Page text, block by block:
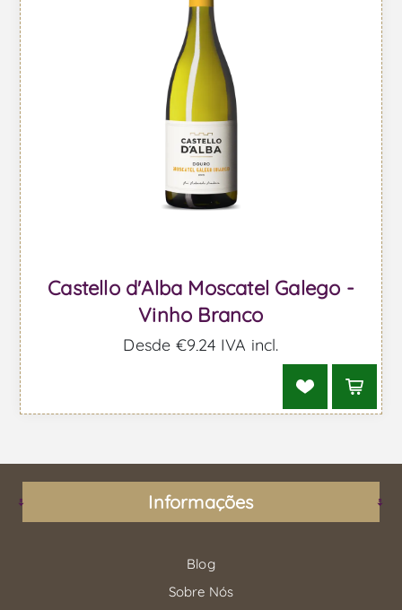
Castello d'Alba Moscatel Galego -
Vinho Branco
Desde €9,24 IVA incl.
Informações
Blog
Sobre Nós